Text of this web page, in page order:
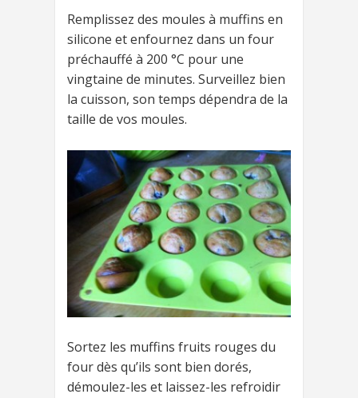
Remplissez des moules à muffins en
silicone et enfournez dans un four
préchauffé à 200 °C pour une
vingtaine de minutes. Surveillez bien
la cuisson, son temps dépendra de la
taille de vos moules.
Sortez les muffins fruits rouges du
four dès qu’ils sont bien dorés,
démoulez-les et laissez-les refroidir